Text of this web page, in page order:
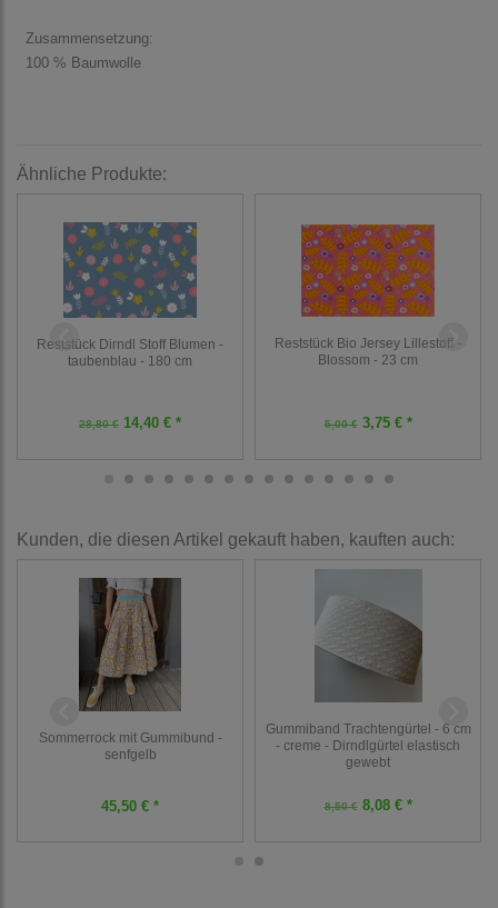
Zusammensetzung:
100 % Baumwolle
Ähnliche Produkte:
Reststück Dirndl Stoff Blumen -
taubenblau - 180 cm
28,80 € 14,40 € *
Reststück Bio Jersey Lillestoff -
Blossom - 23 cm
5,00 €3,75 € *
Kunden, die diesen Artikel gekauft haben, kauften auch:
Sommerrock mit Gummibund -
senfgelb
45,50 € *
Gummiband Trachtengürtel - 6 cm
- creme - Dirndlgürtel elastisch
gewebt
8,50 €8,08 € *